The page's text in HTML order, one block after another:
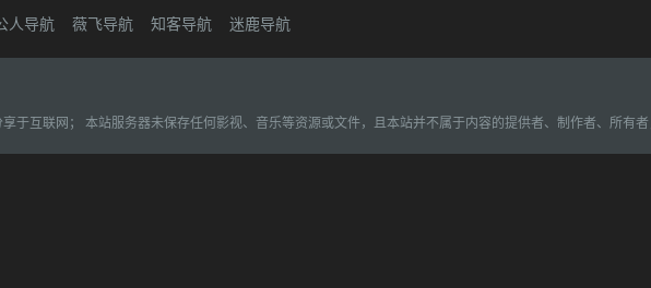
人导航 薇飞导航 知客导航 迷鹿导航
于互联网； 本站服务器未保存任何影视、音乐等资源或文件，且本站并不属于内容的提供者、制作者、所有者